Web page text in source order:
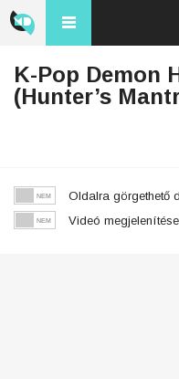
K-Pop Demon
(Hunter’s
Oldalra görgethető
Videó megjelenítése